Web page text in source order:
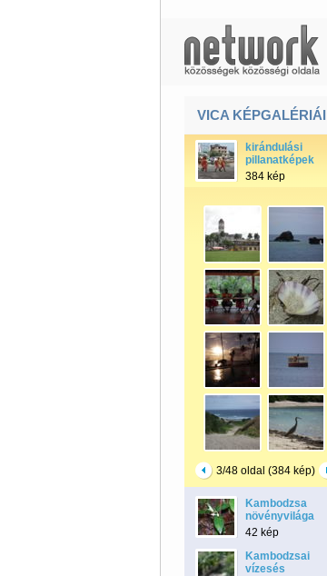
VICA KÉPGALÉRIÁI
kirándulási
pillanatképek
384 kép
3/48 oldal (384 kép)
Kambodzsa
növényvilága
42 kép
Kambodzsai
vízesés